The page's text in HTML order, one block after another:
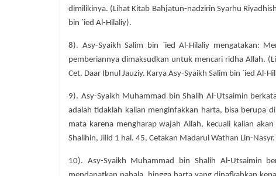
dimilikinya. (Lihat Kitab Bahjatun-nadzirin Syarhu
bin `ied Al-Hilaliy).
8). Asy-Syaikh Salim bin `ied Al-Hilaliy mengatakan:
pemberiannya dimaksudkan untuk mencari ridha Allah.
Cet. Daar Ibnul Jauziy. Karya Asy-Syaikh Salim bin `ied Al-
9). Asy-Syaikh Muhammad bin Shalih Al-Utsaimin
adalah tidaklah kalian menginfakkan harta, bisa berupa
mata karena mengharap wajah Allah, kecuali kalian
Shalihin, Jilid 1 hal. 45, Cetakan Madarul Wathan Lin-
10). Asy-Syaikh Muhammad bin Shalih Al-Utsaimin